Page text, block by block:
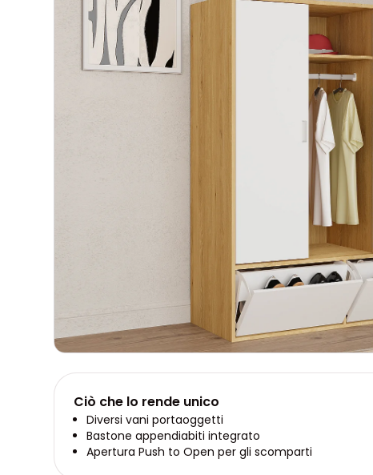
Ciò che lo rende unico
Diversi vani portaoggetti
Bastone appendiabiti integrato
Apertura Push to Open per gli scomparti